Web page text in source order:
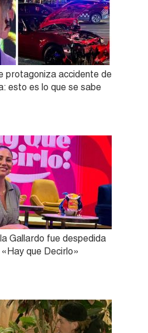
protagoniza accidente de
esto es lo que se sabe
Gallardo fue despedida
que Decirlo»